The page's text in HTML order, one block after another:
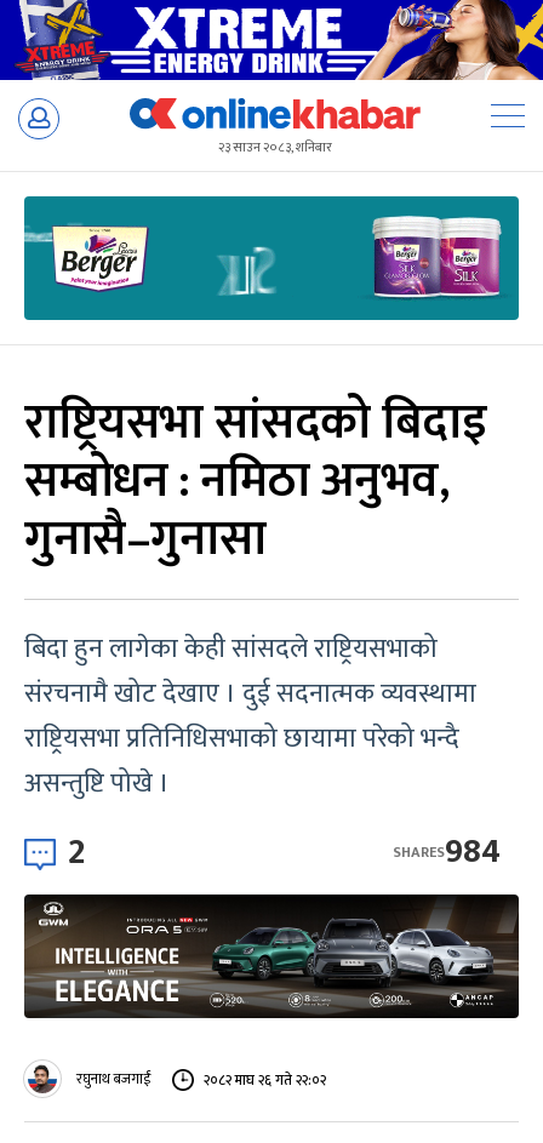
Skip
२३ साउन २०८३, शनिबार
राष्ट्रियसभा सांसदको बिदाइ
सम्बोधन : नमिठा अनुभव,
गुनासै–गुनासा
बिदा हुन लागेका केही सांसदले राष्ट्रियसभाको
संरचनामै खोट देखाए । दुई सदनात्मक व्यवस्थामा
राष्ट्रियसभा प्रतिनिधिसभाको छायामा परेको भन्दै
असन्तुष्टि पोखे ।
2 984
SHARES
रघुनाथ बजगाईं २०८२ माघ २६ गते २२:०२